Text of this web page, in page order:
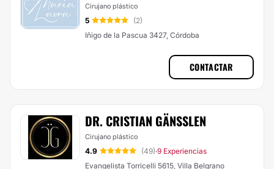
Cirujano plástico
5
(2)
Iñigo de la Pascua 3427, Córdoba
CONTACTAR
DR. CRISTIAN GÄNSSLEN
Cirujano plástico
4.9 (49)·9 Experiencias
Evangelista Torricelli 5615, Villa Belgrano